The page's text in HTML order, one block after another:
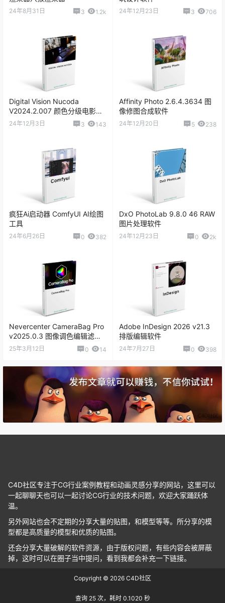
Adobe Photoshop 2025 v26.5.0.16 RePack
Adobe Photoshop 2025 v26.4.1 Mac
Adobe Photoshop 2025 26.4.1.194 RePack
Adobe Photoshop 2025 v26.3.0.156 CE
Adobe Photoshop 2025 v26.2 Mac
Adobe Photoshop 2025 v26.2.0 CE
Adobe Photoshop 2025 v26.2.0
Adobe Photoshop 2025 v26.1.0.121
Adobe Photoshop 2025 v26.1.0.121 绿色版
Adobe Photoshop 2025 v26.0 Mac
Adobe Photoshop 2025 v26.0 Mac
Adobe Photoshop 2025 v26.0.0.26 CE
Adobe Photoshop 2025 v26.0.0.26 Repack
24年8月31日 3 1.2k 24年12月23日 3 706
Digital Vision Nucoda
V2024.2.007 颜色分级电影视
频调色软件
24年12月3日 3 143
Affinity Photo 2.6.4.3634 图
像修图合成软件
24年12月20日 5 238
疯狂Ai启动器 ComfyUI AI绘图
工具
24年6月26日 0 382
DxO PhotoLab 9.8.0 46 RAW
图片处理软件
24年12月23日 0 2k
Nevercenter CameraBag Pro
v2025.0.3 图像调色编辑滤镜
软件
25年3月12日 0 14
Adobe InDesign 2026 v21.3
排版编辑软件
24年7月27日 0 398
C4D社区专注于CG行业案例教程和动画灵感分享的网站，这里可以
一起聊聊天也可以一起讨论CG行业的技术问题，欢迎大家踊跃体
温。
另外网站也会不定期的分享大量的贴图，和模型等等。所分享的模
型都是高质量的模型和优质的贴图。
还会分享大量破解的软件资源，由于版权问题，有些内容会被屏蔽
掉，这时可以在圈子当中提问，看到我都会补充一下链接。
Copyright © 2026 C4D社区
查询 25 次，耗时 0.1020 秒